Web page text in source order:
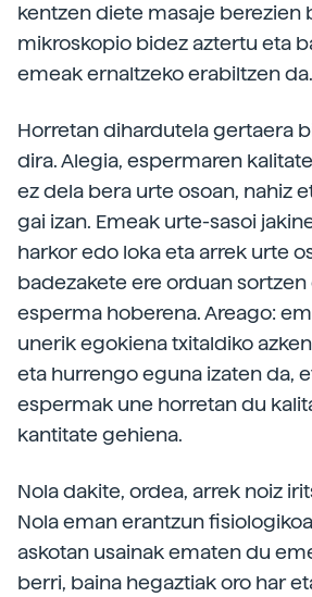
kentzen diete masaje berezien
mikroskopio bidez aztertu eta
emeak ernaltzeko erabiltzen da.
Horretan dihardutela gertaera
dira. Alegia, espermaren
ez dela bera urte osoan, nahiz
gai izan. Emeak urte-sasoi
harkor edo loka eta arrek urte
badezakete ere orduan
esperma hoberena. Areago:
unerik egokiena txitaldiko
eta hurrengo eguna izaten da,
espermak une horretan du
kantitate gehiena.
Nola dakite, ordea, arrek noiz
Nola eman erantzun
askotan usainak ematen du
berri, baina hegaztiak oro har